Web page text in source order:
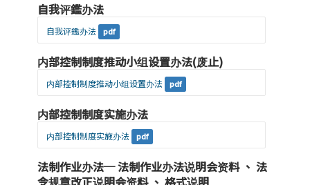
自我评鑑办法
自我评鑑办法 pdf
内部控制制度推动小组设置办法(废止)
内部控制制度推动小组设置办法 pdf
内部控制制度实施办法
内部控制制度实施办法 pdf
法制作业办法─ 法制作业办法说明会资料 、 法
令规章改正说明会资料 、 格式说明